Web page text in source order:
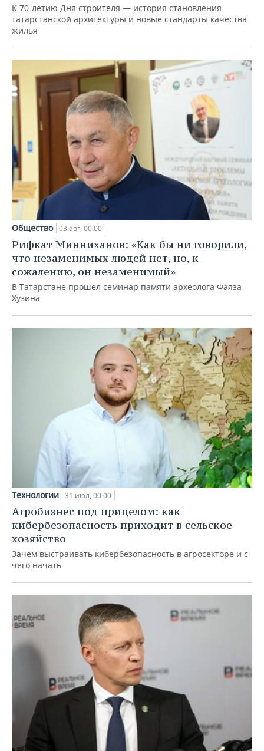
К 70-летию Дня строителя — история становления
татарстанской архитектуры и новые стандарты качества
жилья
Общество 03 авг, 00:00
Рифкат Минниханов: «Как бы ни говорили,
что незаменимых людей нет, но, к
сожалению, он незаменимый»
В Татарстане прошел семинар памяти археолога Фаяза
Хузина
Технологии 31 июл, 00:00
Агробизнес под прицелом: как
кибербезопасность приходит в сельское
хозяйство
Зачем выстраивать кибербезопасность в агросекторе и с
чего начать